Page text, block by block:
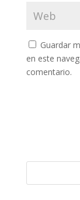
Guardar
en este
comentario.